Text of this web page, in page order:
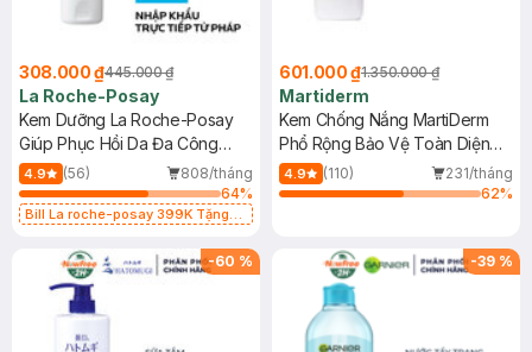
308.000 ₫445.000 ₫
La Roche-Posay
Kem Dưỡng La Roche-Posay
Giúp Phục Hồi Da Đa Công
Dụng 40ml
4.9 (56)
808/tháng
64%
Bill La roche-posay 399K Tặng
(SL có hạn)
601.000 ₫1.350.000 ₫
Martiderm
Kem Chống Nắng MartiDerm
Phổ Rộng Bảo Vệ Toàn Diện
40ml
4.9 (110)
231/tháng
62%
-60 % -39 %